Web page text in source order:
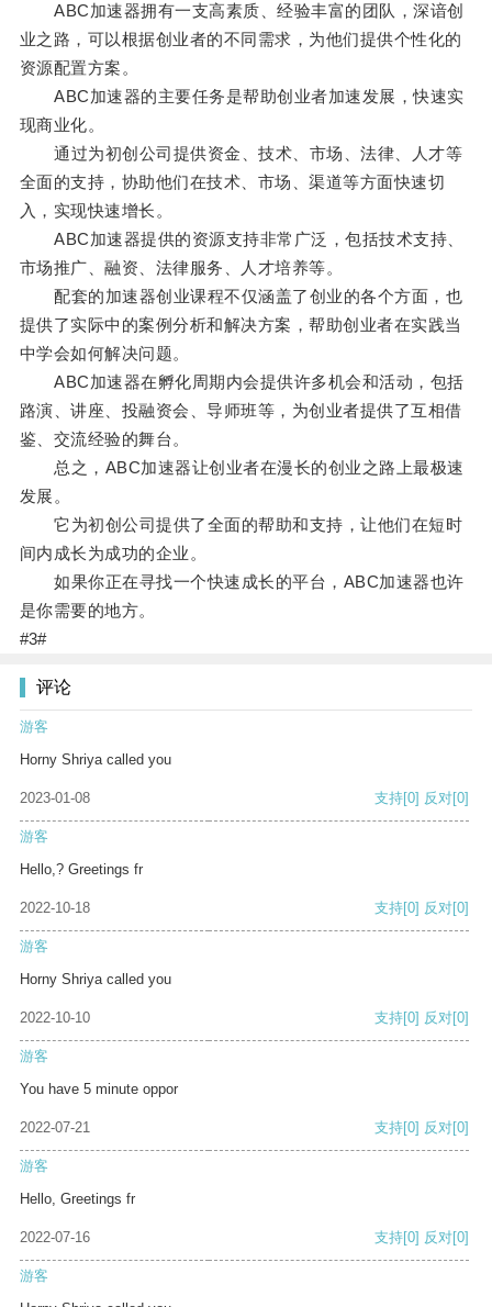
ABC加速器拥有一支高素质、经验丰富的团队，深谙创
业之路，可以根据创业者的不同需求，为他们提供个性化的
资源配置方案。
ABC加速器的主要任务是帮助创业者加速发展，快速实
现商业化。
通过为初创公司提供资金、技术、市场、法律、人才等
全面的支持，协助他们在技术、市场、渠道等方面快速切
入，实现快速增长。
ABC加速器提供的资源支持非常广泛，包括技术支持、
市场推广、融资、法律服务、人才培养等。
配套的加速器创业课程不仅涵盖了创业的各个方面，也
提供了实际中的案例分析和解决方案，帮助创业者在实践当
中学会如何解决问题。
ABC加速器在孵化周期内会提供许多机会和活动，包括
路演、讲座、投融资会、导师班等，为创业者提供了互相借
鉴、交流经验的舞台。
总之，ABC加速器让创业者在漫长的创业之路上最极速
发展。
它为初创公司提供了全面的帮助和支持，让他们在短时
间内成长为成功的企业。
如果你正在寻找一个快速成长的平台，ABC加速器也许
是你需要的地方。
#3#
评论
游客
Horny Shriya called you
2023-01-08 支持[0] 反对[0]
游客
Hello,? Greetings fr
2022-10-18 支持[0] 反对[0]
游客
Horny Shriya called you
2022-10-10 支持[0] 反对[0]
游客
You have 5 minute oppor
2022-07-21 支持[0] 反对[0]
游客
Hello, Greetings fr
2022-07-16 支持[0] 反对[0]
游客